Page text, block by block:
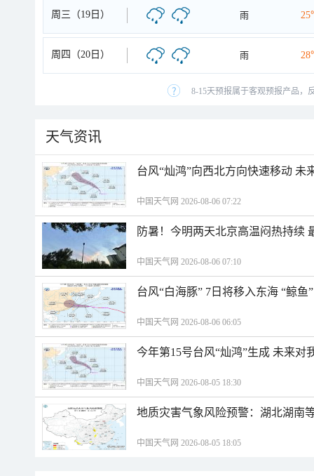
周三（19日） 雨
周四（20日） 雨
8-15天预报属于客观预报产品，
天气资讯
台风“灿鸿”向西北方向快速移动 未
中国天气网 2026-08-06 07:22
防暑！今明两天北京高温闷热持续
中国天气网 2026-08-06 07:10
台风“白海豚” 7日将移入东海 “鲸
中国天气网 2026-08-06 06:05
今年第15号台风“灿鸿”生成 未来对
中国天气网 2026-08-05 18:30
地质灾害气象风险预警：湖北湖南
中国天气网 2026-08-05 18:05